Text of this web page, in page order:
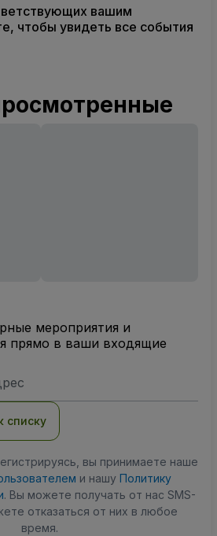
вашим
чтобы увидеть все события
мероприятия и
прямо в ваши входящие
списку
вы принимаете наше
и нашу Политику
. Вы можете получать от нас SMS-
отказаться от них в любое
время.